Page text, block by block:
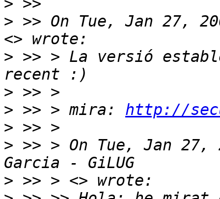
>
> >> On Tue, Jan 27,
> >> > La versió
>
> >> > mira: http://
>
> >> > On Tue, Jan
>